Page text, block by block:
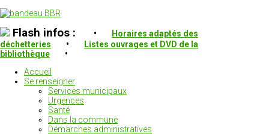
Flash infos : •
Horaires adaptés des
déchetteries
•
Listes ouvrages et DVD de la
bibliothèque
•
Accueil
Se renseigner
Services municipaux
Urgences
Santé
Dans la commune
Démarches administratives